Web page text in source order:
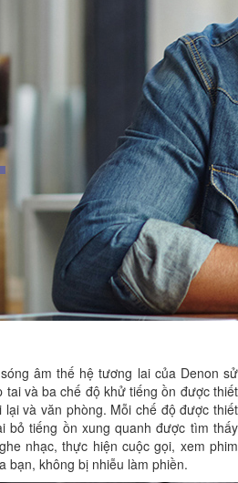
âm thế hệ tương lai của Denon sử
tai và ba chế độ khử tiếng ồn được thiết
và văn phòng. Mỗi chế độ được thiết
bỏ tiếng ồn xung quanh được tìm thấy
nhạc, thực hiện cuộc gọi, xem phim
bạn, không bị nhiễu làm phiền.